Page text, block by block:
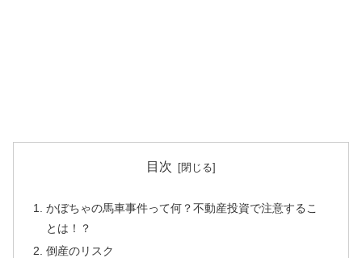
目次
かぼちゃの馬車事件って何？不動産投資で注意するこ
とは！？
倒産のリスク